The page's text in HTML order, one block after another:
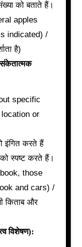
को बताते हैं।
apples
indicated) /
है)
specific
or
इंगित करते हैं
स्पष्ट करते हैं।
those
and cars) /
किताब और
विशेषण):